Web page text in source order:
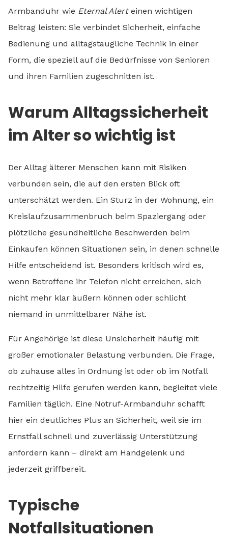
Armbanduhr wie Eternal Alerteinen wichtigen
Beitrag leisten: Sie verbindet Sicherheit, einfache
Bedienung und alltagstaugliche Technik in einer
Form, die speziell auf die Bedürfnisse von Senioren
und ihren Familien zugeschnitten ist.
Warum Alltagssicherheit
im Alter so wichtig ist
Der Alltag älterer Menschen kann mit Risiken
verbunden sein, die auf den ersten Blick oft
unterschätzt werden. Ein Sturz in der Wohnung, ein
Kreislaufzusammenbruch beim Spaziergang oder
plötzliche gesundheitliche Beschwerden beim
Einkaufen können Situationen sein, in denen schnelle
Hilfe entscheidend ist. Besonders kritisch wird es,
wenn Betroffene ihr Telefon nicht erreichen, sich
nicht mehr klar äußern können oder schlicht
niemand in unmittelbarer Nähe ist.
Für Angehörige ist diese Unsicherheit häufig mit
großer emotionaler Belastung verbunden. Die Frage,
ob zuhause alles in Ordnung ist oder ob im Notfall
rechtzeitig Hilfe gerufen werden kann, begleitet viele
Familien täglich. Eine Notruf-Armbanduhr schafft
hier ein deutliches Plus an Sicherheit, weil sie im
Ernstfall schnell und zuverlässig Unterstützung
anfordern kann – direkt am Handgelenk und
jederzeit griffbereit.
Typische
Notfallsituationen